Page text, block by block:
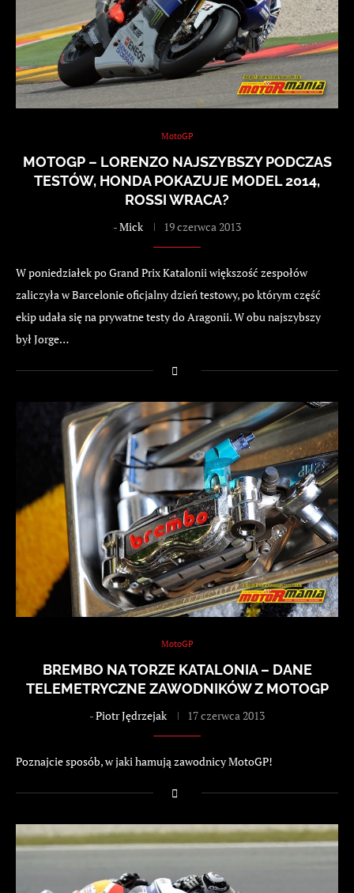
MotoGP
MOTOGP – LORENZO NAJSZYBSZY PODCZAS
TESTÓW, HONDA POKAZUJE MODEL 2014,
ROSSI WRACA?
-Mick 19 czerwca 2013
W poniedziałek po Grand Prix Katalonii większość zespołów
zaliczyła w Barcelonie oficjalny dzień testowy, po którym część
ekip udała się na prywatne testy do Aragonii. W obu najszybszy
był Jorge…
MotoGP
BREMBO NA TORZE KATALONIA – DANE
TELEMETRYCZNE ZAWODNIKÓW Z MOTOGP
-Piotr Jędrzejak 17 czerwca 2013
Poznajcie sposób, w jaki hamują zawodnicy MotoGP!